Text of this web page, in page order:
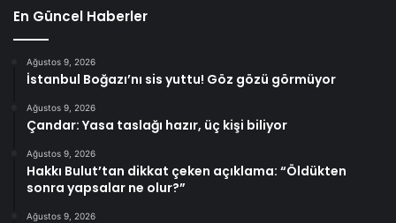
En Güncel Haberler
Ağustos 9, 2026
İstanbul Boğazı’nı sis yuttu! Göz gözü görmüyor
Ağustos 9, 2026
Çandar: Yasa taslağı hazır, üç kişi biliyor
Ağustos 9, 2026
Hakkı Bulut’tan dikkat çeken açıklama: “Öldükten
sonra yapsalar ne olur?”
Ağustos 9, 2026